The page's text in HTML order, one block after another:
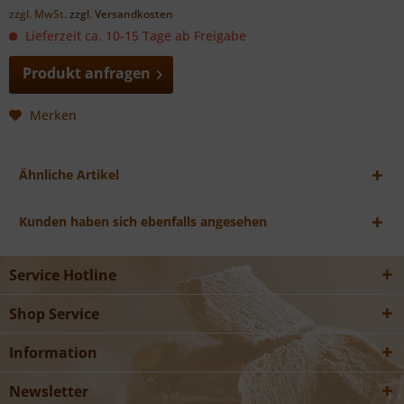
zzgl. MwSt. zzgl. Versandkosten
Lieferzeit ca. 10-15 Tage ab Freigabe
Produkt anfragen
Merken
Ähnliche Artikel
Kunden haben sich ebenfalls angesehen
Service Hotline
Shop Service
Information
Newsletter